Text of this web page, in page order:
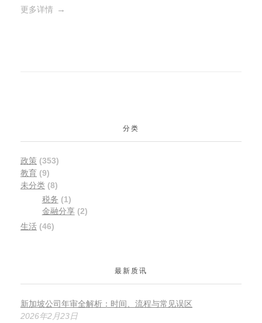
更多详情
分类
政策 (353)
教育 (9)
未分类 (8)
税务 (1)
金融分享(2)
生活 (46)
最新质讯
新加坡公司年审全解析：时间、流程与常见误区
2026年2月23日